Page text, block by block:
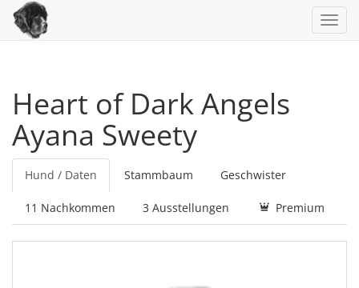
Heart of Dark Angels
Ayana Sweety
Hund / Daten Stammbaum Geschwister
11 Nachkommen 3 Ausstellungen Premium